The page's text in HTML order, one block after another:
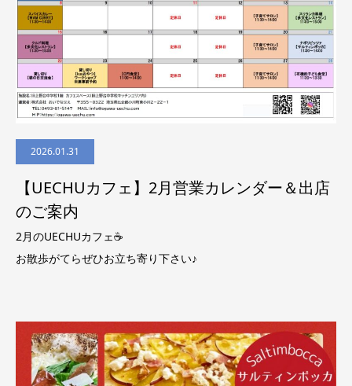
2026.01.31
【UECHUカフェ】2月営業カレンダー＆出店
のご案内
2月のUECHUカフェ☕
お散歩がてらぜひお立ち寄り下さい♪